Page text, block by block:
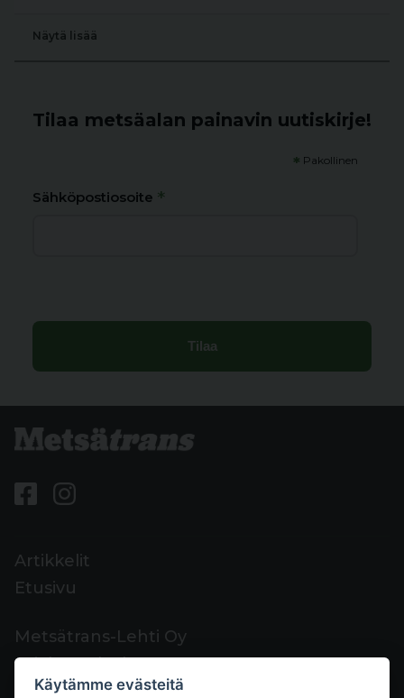
Näytä lisää
Tilaa metsäalan painavin uutiskirje!
* Pakollinen
Sähköpostiosoite *
Artikkelit
Etusivu
Metsätrans-Lehti Oy
Asiakaspalvelu
Yhteystiedot
Käytämme evästeitä